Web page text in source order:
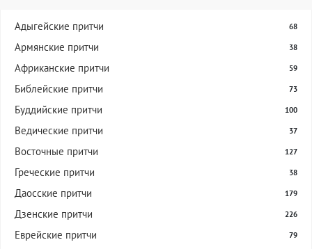
Адыгейские притчи 68
Армянские притчи 38
Африканские притчи 59
Библейские притчи 73
Буддийские притчи 100
Ведические притчи 37
Восточные притчи 127
Греческие притчи 38
Даосские притчи 179
Дзенские притчи 226
Еврейские притчи 79